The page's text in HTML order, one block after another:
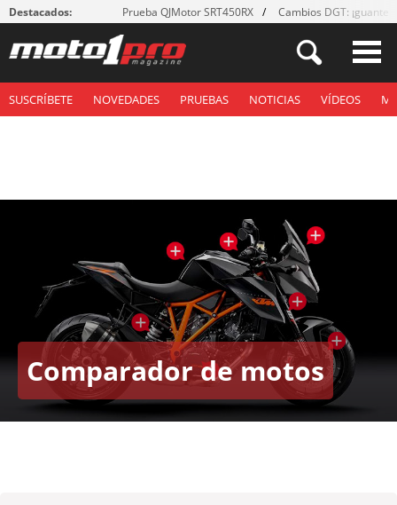
Destacados: Prueba QJMotor SRT450RX Cambios DGT: ¡guantes!
SUSCRÍBETE NOVEDADES PRUEBAS NOTICIAS VÍDEOS
Comparador de motos